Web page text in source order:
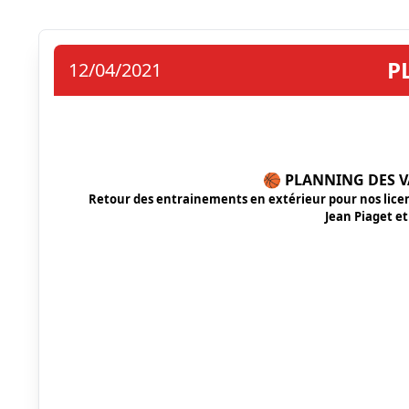
12/04/2021
🏀 PLANNING DES
Retour des entrainements en extérieur pour nos
Jean Piaget